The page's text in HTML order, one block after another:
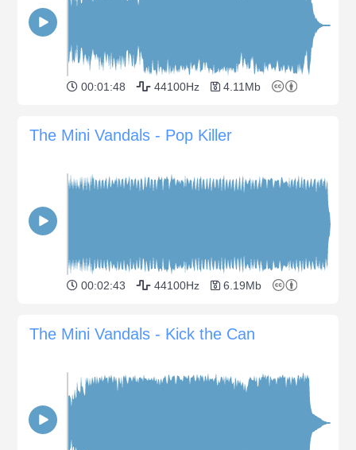
00:01:48 44100Hz 4.11Mb
The Mini Vandals - Pop Killer
00:02:43 44100Hz 6.19Mb
The Mini Vandals - Kick the Can